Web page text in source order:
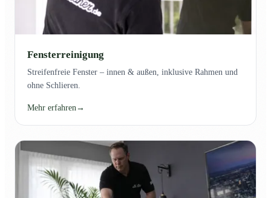
Fensterreinigung
Streifenfreie Fenster – innen & außen, inklusive Rahmen und
ohne Schlieren.
Mehr erfahren→